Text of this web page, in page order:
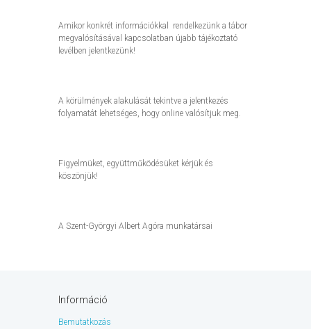
Amikor konkrét információkkal rendelkezünk a tábor
megvalósításával kapcsolatban újabb tájékoztató
levélben jelentkezünk!
A körülmények alakulását tekintve a jelentkezés
folyamatát lehetséges, hogy online valósítjuk meg.
Figyelmüket, együttműködésüket kérjük és
köszönjük!
A Szent-Györgyi Albert Agóra munkatársai
Információ
Bemutatkozás